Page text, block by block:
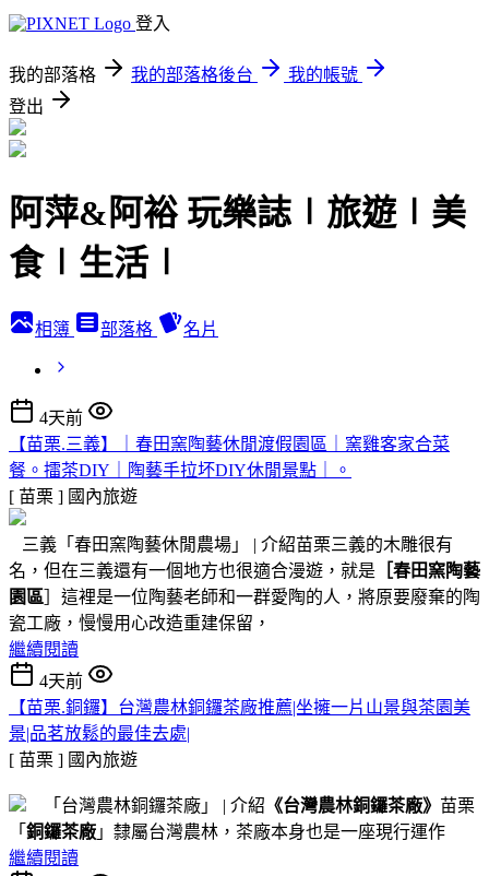
登入
我的部落格 我的部落格後台
我的帳號
登出
阿萍&阿裕 玩樂誌∣旅遊∣美
食∣生活∣
相簿 部落格 名片
4天前
【苗栗.三義】｜春田窯陶藝休閒渡假園區｜窯雞客家合菜
餐。擂茶DIY｜陶藝手拉坏DIY休閒景點｜。
[ 苗栗 ] 國內旅遊
三義「春田窯陶藝休閒農場」 | 介紹苗栗三義的木雕很有
名，但在三義還有一個地方也很適合漫遊，就是 ［春田窯陶藝
園區 ］這裡是一位陶藝老師和一群愛陶的人，將原要廢棄的陶
瓷工廠，慢慢用心改造重建保留，
繼續閱讀
4天前
【苗栗.銅鑼】台灣農林銅鑼茶廠推薦|坐擁一片山景與茶園美
景|品茗放鬆的最佳去處|
[ 苗栗 ] 國內旅遊
「台灣農林銅鑼茶廠」 | 介紹 《台灣農林銅鑼茶廠》 苗栗
「 銅鑼茶廠 」隸屬台灣農林，茶廠本身也是一座現行運作
繼續閱讀